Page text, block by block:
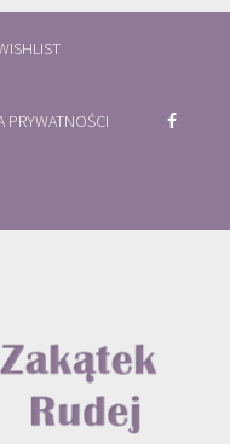
PRYWATNOŚCI